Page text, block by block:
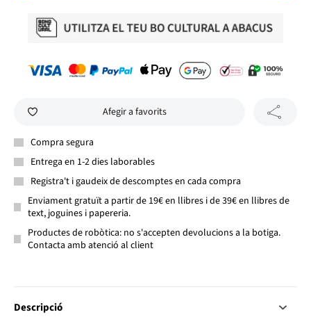
Afegir a favorits
Compra segura
Entrega en 1-2 dies laborables
Registra't i gaudeix de descomptes en cada compra
Enviament gratuït a partir de 19€ en llibres i de 39€ en llibres de
text, joguines i papereria.
Productes de robòtica: no s'accepten devolucions a la botiga.
Contacta amb atenció al client
Descripció